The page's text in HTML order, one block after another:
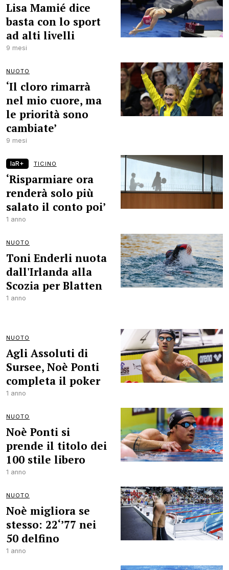
Lisa Mamié dice
basta con lo sport
ad alti livelli
9 mesi
NUOTO
‘Il cloro rimarrà
nel mio cuore, ma
le priorità sono
cambiate’
9 mesi
laR+ TICINO
‘Risparmiare ora
renderà solo più
salato il conto poi’
1 anno
NUOTO
Toni Enderli nuota
dall'Irlanda alla
Scozia per Blatten
1 anno
NUOTO
Agli Assoluti di
Sursee, Noè Ponti
completa il poker
1 anno
NUOTO
Noè Ponti si
prende il titolo dei
100 stile libero
1 anno
NUOTO
Noè migliora se
stesso: 22‘’77 nei
50 delfino
1 anno